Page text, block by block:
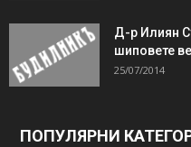
Д-р Илиян
шиповете
25/07/2014
ПОПУЛЯРНИ